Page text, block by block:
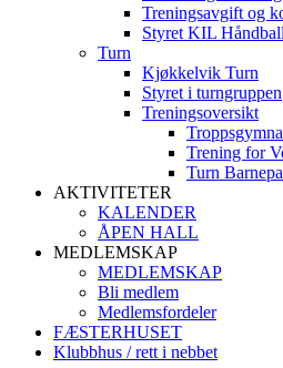
Treningsavgift og
Styret KIL Håndball
Turn
Kjøkkelvik Turn
Styret i turngruppen
Treningsoversikt
Trening for
Turn
AKTIVITETER
KALENDER
ÅPEN HALL
MEDLEMSKAP
MEDLEMSKAP
Bli medlem
Medlemsfordeler
FÆSTERHUSET
Klubbhus / rett i nebbet